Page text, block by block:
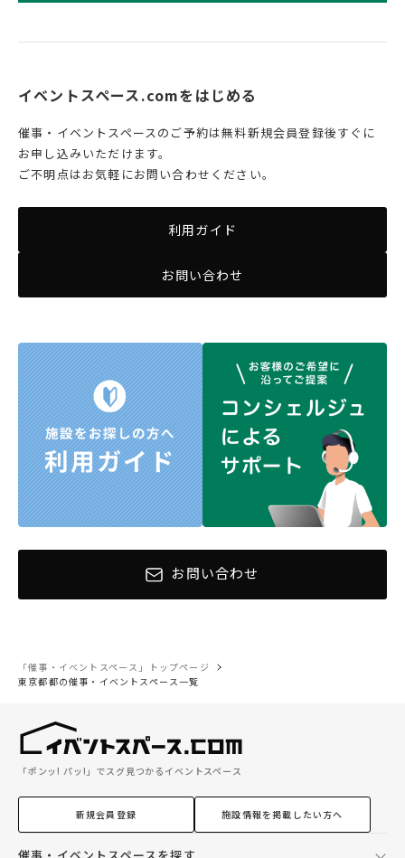
イベントスペース.comをはじめる
催事・イベントスペースのご予約は無料新規会員登録後すぐに
お申し込みいただけます。
ご不明点はお気軽にお問い合わせください。
利用ガイド
お問い合わせ
お問い合わせ
「催事・イベントスペース」トップページ
東京都都の催事・イベントスペース一覧
「ポンッ! パッ!」でスグ見つかるイベントスペース
新規会員登録 施設情報を掲載したい方へ